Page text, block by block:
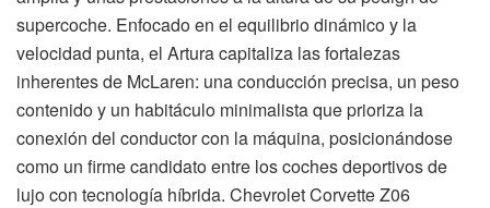
supercoche. Enfocado en el equilibrio dinámico y la
velocidad punta, el Artura capitaliza las fortalezas
inherentes de McLaren: una conducción precisa, un peso
contenido y un habitáculo minimalista que prioriza la
conexión del conductor con la máquina, posicionándose
como un firme candidato entre los coches deportivos de
lujo con tecnología híbrida. Chevrolet Corvette Z06